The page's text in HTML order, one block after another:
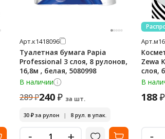
Арт.к1418096
Туалетная бумага Papia
Professional 3 слоя, 8 рулонов,
16,8м , белая, 5080998
В наличии
289₽240₽ за шт.
30 ₽за рулон | 8 рул. в упак.
-
Арт.
Zewa
слоя,
В
188₽
-